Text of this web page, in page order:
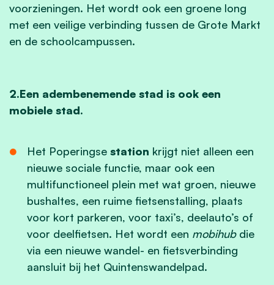
voorzieningen. Het wordt ook een groene long
met een veilige verbinding tussen de Grote Markt
en de schoolcampussen.
2.Een adembenemende stad is ook een
mobiele stad.
Het Poperingse station krijgt niet alleen een
nieuwe sociale functie, maar ook een
multifunctioneel plein met wat groen, nieuwe
bushaltes, een ruime fietsenstalling, plaats
voor kort parkeren, voor taxi’s, deelauto’s of
voor deelfietsen. Het wordt een mobihubdie
via een nieuwe wandel- en fietsverbinding
aansluit bij het Quintenswandelpad.